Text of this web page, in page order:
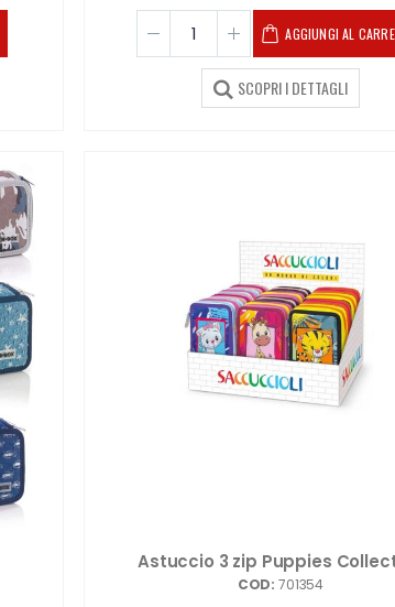
AGGIUNGI AL
SCOPRI I DETTAGLI
Astuccio 3 zip Puppies
COD: 701354